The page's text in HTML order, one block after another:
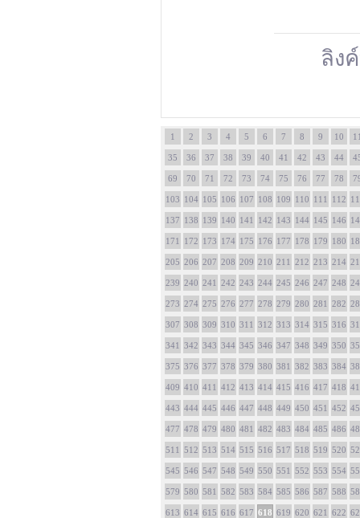
ลิง
1 2 3 4 5 6 7 8 9 10
35 36 37 38 39 40 41 42 43 44
69 70 71 72 73 74 75 76 77 78
103 104 105 106 107 108 109 110 111 112
137 138 139 140 141 142 143 144 145 146
171 172 173 174 175 176 177 178 179 180
205 206 207 208 209 210 211 212 213 214
239 240 241 242 243 244 245 246 247 248
273 274 275 276 277 278 279 280 281 282
307 308 309 310 311 312 313 314 315 316
341 342 343 344 345 346 347 348 349 350
375 376 377 378 379 380 381 382 383 384
409 410 411 412 413 414 415 416 417 418
443 444 445 446 447 448 449 450 451 452
477 478 479 480 481 482 483 484 485 486
511 512 513 514 515 516 517 518 519 520
545 546 547 548 549 550 551 552 553 554
579 580 581 582 583 584 585 586 587 588
613 614 615 616 617 618 619 620 621 622